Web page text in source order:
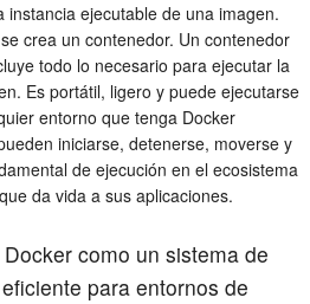
instancia ejecutable de una imagen.
crea un contenedor. Un contenedor
todo lo necesario para ejecutar la
Es portátil, ligero y puede ejecutarse
entorno que tenga Docker
iniciarse, detenerse, moverse y
de ejecución en el ecosistema
da vida a sus aplicaciones.
como un sistema de
para entornos de